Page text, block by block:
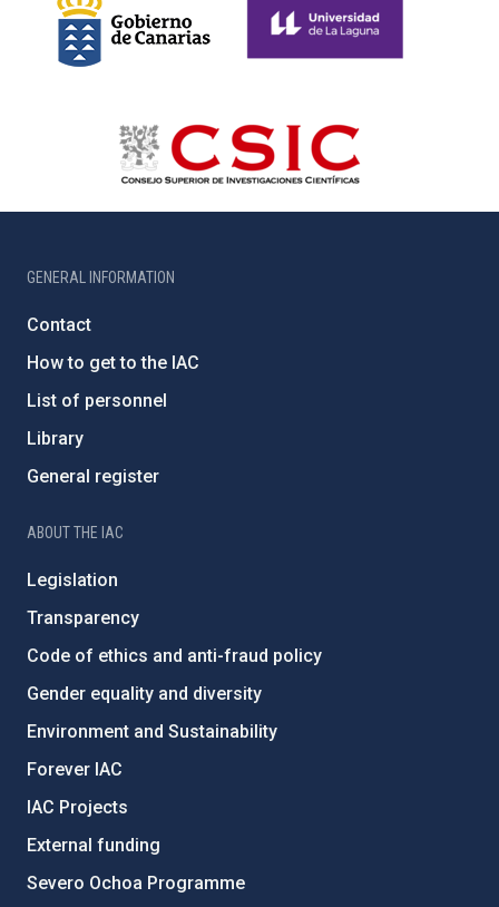
GENERAL INFORMATION
Contact
How to get to the IAC
List of personnel
Library
General register
ABOUT THE IAC
Legislation
Transparency
Code of ethics and anti-fraud policy
Gender equality and diversity
Environment and Sustainability
Forever IAC
IAC Projects
External funding
Severo Ochoa Programme